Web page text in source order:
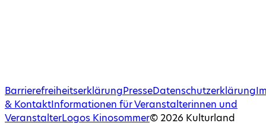
BarrierefreiheitserklärungPresseDatenschutzerklärung
& KontaktInformationen für Veranstalterinnen und
VeranstalterLogos Kinosommer© 2026 Kulturland